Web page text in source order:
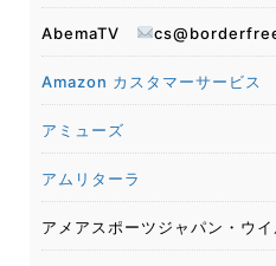
AbemaTV
Amazon カスタマーサービス
アミューズ
アムリターラ
アメアスポーツジャパン・ウ